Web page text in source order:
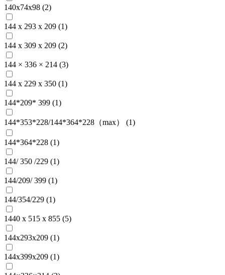
140x74x98 (2)
144 x 293 x 209 (1)
144 x 309 x 209 (2)
144 × 336 × 214 (3)
144 х 229 х 350 (1)
144*209* 399 (1)
144*353*228/144*364*228（max） (1)
144*364*228 (1)
144/ 350 /229 (1)
144/209/ 399 (1)
144/354/229 (1)
1440 х 515 х 855 (5)
144x293x209 (1)
144x399x209 (1)